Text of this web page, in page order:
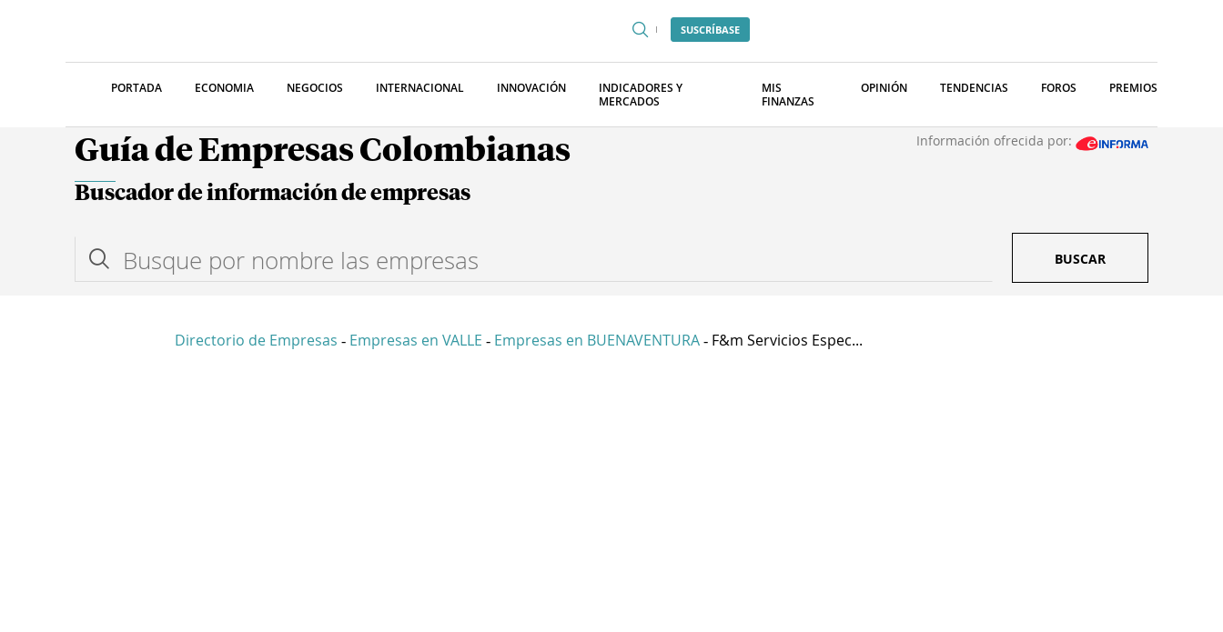
SUSCRÍBASE
PORTADA ECONOMIA NEGOCIOS INTERNACIONAL INNOVACIÓN
INDICADORES Y
MERCADOS
MIS
FINANZAS
OPINIÓN TENDENCIAS FOROS PREMIOS
Guía de Empresas Colombianas Información ofrecida por:
Buscador de información de empresas
BUSCAR
Directorio de Empresas - Empresas en VALLE - Empresas en BUENAVENTURA - F&m Servicios Espec...